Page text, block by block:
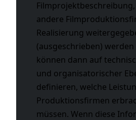
andere
Realisierung
(ausgeschrieben)
können dann auf
und organisatorischer
definieren, welche
Produktionsfirmen
müssen. Wenn diese